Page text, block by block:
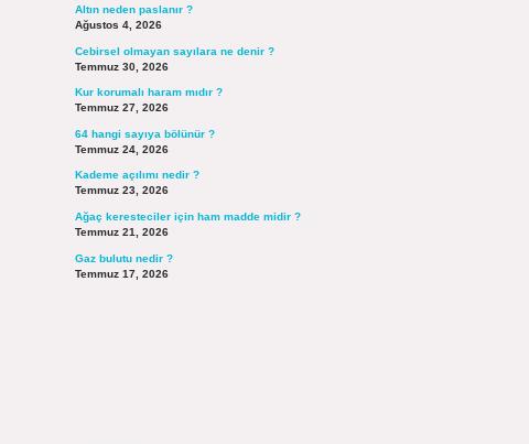
Altın neden paslanır ?
Ağustos 4, 2026
Cebirsel olmayan sayılara ne denir ?
Temmuz 30, 2026
Kur korumalı haram mıdır ?
Temmuz 27, 2026
64 hangi sayıya bölünür ?
Temmuz 24, 2026
Kademe açılımı nedir ?
Temmuz 23, 2026
Ağaç keresteciler için ham madde midir ?
Temmuz 21, 2026
Gaz bulutu nedir ?
Temmuz 17, 2026